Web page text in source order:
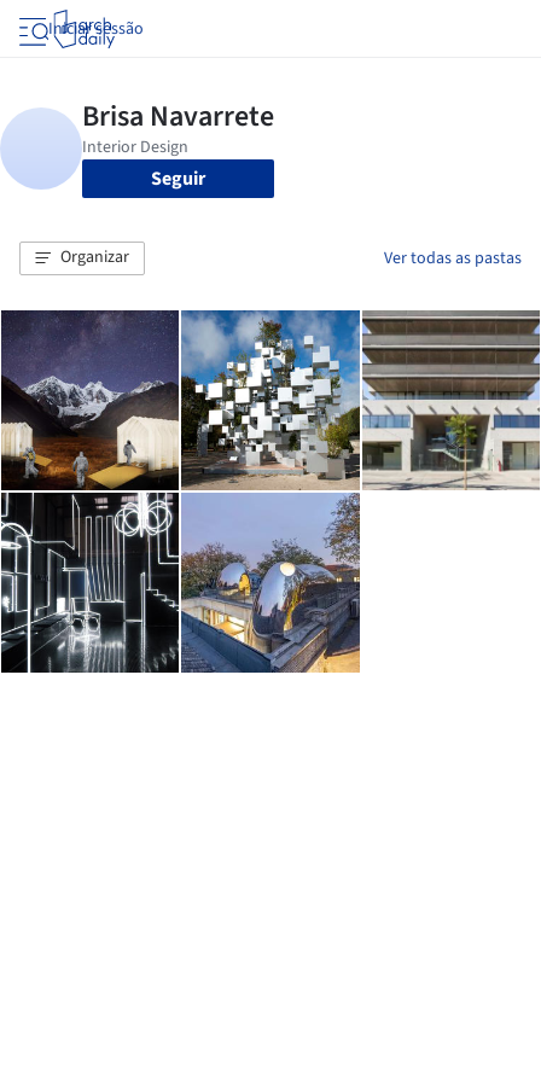
Iniciar sessão
Seguir
Organizar Ver todas as pastas